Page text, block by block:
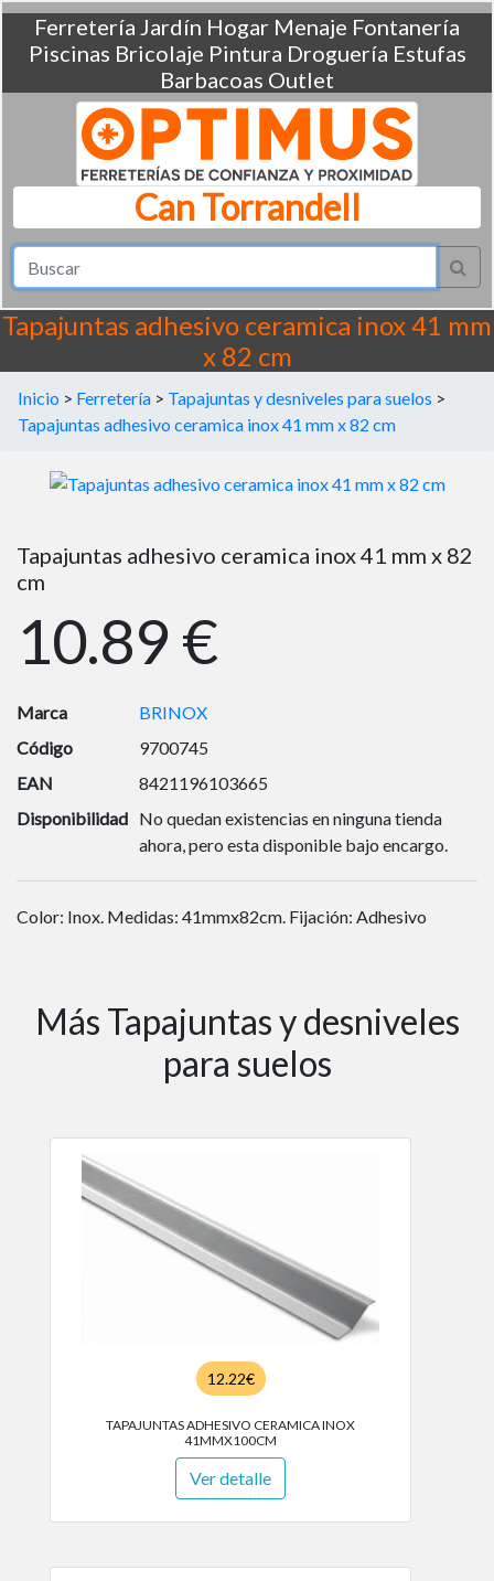
Ferretería Jardín Hogar Menaje Fontanería
Piscinas Bricolaje Pintura Droguería Estufas
Barbacoas Outlet
Can Torrandell
Tapajuntas adhesivo ceramica inox 41 mm
x 82 cm
Inicio > Ferretería > Tapajuntas y desniveles para suelos >
Tapajuntas adhesivo ceramica inox 41 mm x 82 cm
Tapajuntas adhesivo ceramica inox 41 mm x 82
cm
10.89 €
Marca
BRINOX
Código
9700745
EAN
8421196103665
Disponibilidad No quedan existencias en ninguna tienda
ahora, pero esta disponible bajo encargo.
Color: Inox. Medidas: 41mmx82cm. Fijación: Adhesivo
Más Tapajuntas y desniveles
para suelos
12.22€
TAPAJUNTAS ADHESIVO CERAMICA INOX
41MMX100CM
Ver detalle